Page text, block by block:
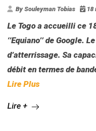
By Souleyman Tobias 18
Le Togo a accueilli ce
‘’Equiano’’ de Google.
d’atterrissage. Sa
débit en termes de
Lire Plus
Lire +